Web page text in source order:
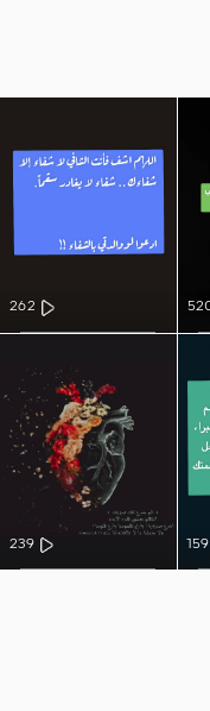
262
159
239